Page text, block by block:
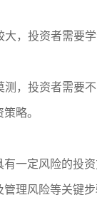
大，投资者需要
测，投资者需要
略。
一定风险的投
理风险等关键